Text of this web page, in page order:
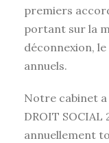
premiers
portant sur la
déconnexion,
annuels.
Notre cabinet a
DROIT
annuellement